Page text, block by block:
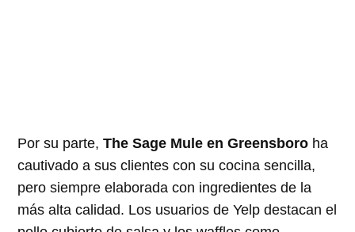
Por su parte, The Sage Mule en Greensboro ha
cautivado a sus clientes con su cocina sencilla,
pero siempre elaborada con ingredientes de la
más alta calidad. Los usuarios de Yelp destacan el